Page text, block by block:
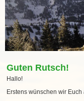
Guten Rutsch!
Hallo!
Erstens wünschen wir